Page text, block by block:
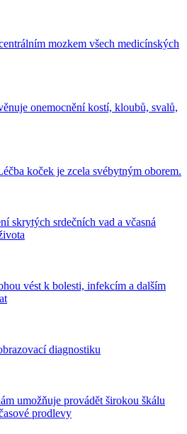
mozkem všech medicínských
onemocnění kostí, kloubů, svalů,
koček je zcela svébytným oborem.
skrytých srdečních vad a včasná
vést k bolesti, infekcím a dalším
diagnostiku
umožňuje provádět širokou škálu
prodlevy